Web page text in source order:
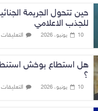
حين تتحول الجريمة
للجذب الاعلامي
10 يونيو، 2026 التعليقات
هل استطاع بوخش
؟
10 يونيو، 2026 التعليقات